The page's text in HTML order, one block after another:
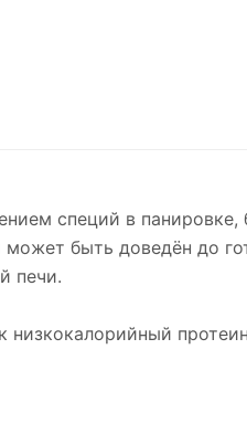
специй в
быть доведён до
печи.
низкокалорийный